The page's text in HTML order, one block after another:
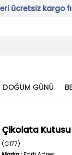
ücretsiz kargo
DOĞUM GÜNÜ
Çikolata Kutusu
(C177)